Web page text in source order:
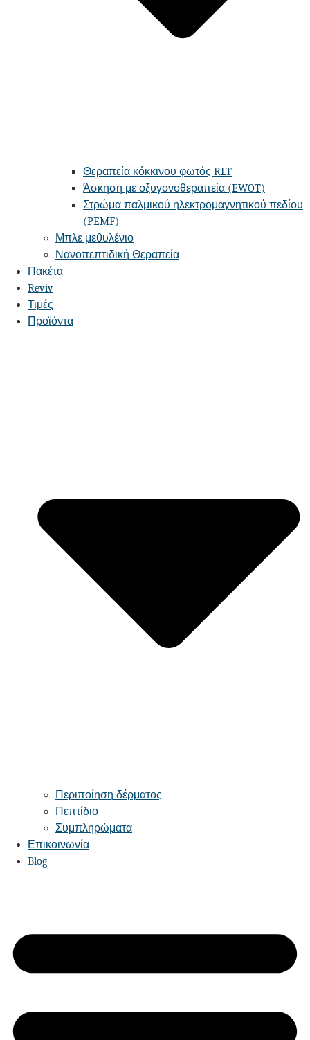
Θεραπεία κόκκινου φωτός RLT
Άσκηση με οξυγονοθεραπεία (EWOT)
Στρώμα παλμικού ηλεκτρομαγνητικού πεδίου
(PEMF)
Μπλε μεθυλένιο
Νανοπεπτιδική Θεραπεία
Πακέτα
Reviv
Τιμές
Προϊόντα
Περιποίηση δέρματος
Πεπτίδιο
Συμπληρώματα
Επικοινωνία
Blog